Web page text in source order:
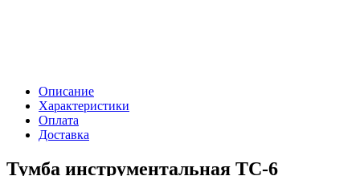
Описание
Характеристики
Оплата
Доставка
Тумба инструментальная TC-6